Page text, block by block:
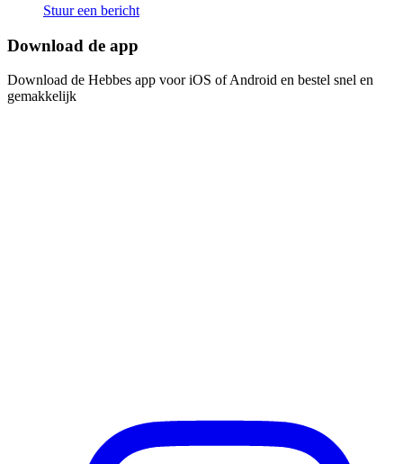
Stuur een bericht
Download de app​​​​‌ ‍ ​‍​‍‌‍ ‌ ​‍‌‍‍‌‌‍‌ ‌‍‍‌‌‍ ‍​‍​‍​ ‍‍​‍​‍‌ ​ ‌‍​‌‌‍ ‍‌‍‍‌‌ ‌​‌ ‍‌​‍ ‍‌‍‍‌‌‍ ​‍​‍​‍ ​​‍​‍‌‍‍​‌ ​‍‌‍‌‌‌‍‌‍​‍​‍​ ‍‍​‍​‍‌‍‍​‌ ‌​‌ ‌​‌ ​​​ ‍‍​‍ ​‍ ‌‍ ​‌‍ ‌‍​ ‌‍​‌‌‍ ​‌‍‍​‌‍ ‌ ​ ‌ ‌​​ ‍‍​ ​ ​ ​ ​ ​ ​ ​ ​‍ ‌‍‍‌‌‍ ‍‌ ‌​‌‍‌‌‌‍ ‍‌ ‌​​‍ ‌‍‌‌‌‍‌​‌‍‍‌‌ ‌​​‍ ‌‍ ‌‌‍ ‌‍‌​‌‍‌‌​ ‌‌ ​​‌ ​‍‌‍‌‌‌ ​ ‌‍‌‌‌‍ ‍‌ ‌​‌‍​‌‌ ‌​‌‍‍‌‌‍ ‌‍ ‍​ ‍ ‌‍‍‌‌‍‌​​ ‌‌‍‌ ‌‍ ​‌‍ ‌‍​‍‌‍​‌‌‍ ​​ ‍ ‌ ‌​‌ ‍‌‌ ​​‌‍‌‌​ ‌‌‍‌ ‌‍ ​‌‍ ‌‍​‍‌‍​‌‌‍ ​​ ‍ ‌ ​​‌‍​‌‌ ‌​‌‍‍​​ ‌‌‍‌‍‌‍ ‌‍ ‌ ‌​‌‍‌‌‌ ​‍​‍ ‍‌‍​‌‌ ​​‌ ​​‌​‌​‌‍ ‌ ‌ ‌‍ ‍‌‍ ​‌‍ ‌‍​‌‌‍‌​​‍ ‍‌ ‌​‌‍‍‌‌ ‌​‌‍ ​‌‍‌‌​ ‌‍​‍‌‍​‌‌ ​ ‌‍‌‌‌‌‌‌‌ ​‍‌‍ ​​ ‌‌‍‍​‌ ‌​‌ ‌​‌ ​​​‍‌‌​ ​ ‌​​‌​‍‌‌​ ​‍‌​‌‍​‍‌‌​ ​‍‌​‌‍‌‍ ​‌‍ ‌‍​ ‌‍​‌‌‍ ​‌‍‍​‌‍ ‌ ​ ‌ ‌​​‍‌‌​ ​ ‌​​‌​ ​ ​ ​ ​ ​ ​ ​ ​‍‌‍‌‍‍‌‌‍‌​​ ‌‌‍‌ ‌‍ ​‌‍ ‌‍​‍‌‍​‌‌‍ ​​‍‌‍‌ ‌​‌ ‍‌‌ ​​‌‍‌‌​ ‌‌‍‌ ‌‍ ​‌‍ ‌‍​‍‌‍​‌‌‍ ​​‍‌‍‌ ​​‌‍​‌‌ ‌​‌‍‍​​ ‌‌‍‌‍‌‍ ‌‍ ‌ ‌​‌‍‌‌‌ ​‍​‍ ‍‌‍​‌‌ ​​‌ ​​‌​‌​‌‍ ‌ ‌ ‌‍ ‍‌‍ ​‌‍ ‌‍​‌‌‍‌​​‍ ‍‌ ‌​‌‍‍‌‌ ‌​‌‍ ​‌‍‌‌​‍‌‍‌ ​​‌‍‌‌‌ ​‍‌ ​ ‌ ​​‌‍‌‌‌‍​ ‌ ‌​‌‍‍‌‌ ‌‍‌‍‌‌​ ‌‌ ​​‌ ‌‌‌‍​‍‌‍ ​‌‍‍‌‌ ​ ‌‍‍​‌‍‌‌‌‍‌​​‍​‍‌ ‌
Download de Hebbes app voor iOS of Android en bestel snel en
gemakkelijk​​​​‌ ‍ ​‍​‍‌‍ ‌ ​‍‌‍‍‌‌‍‌ ‌‍‍‌‌‍ ‍​‍​‍​ ‍‍​‍​‍‌ ​ ‌‍​‌‌‍ ‍‌‍‍‌‌ ‌​‌ ‍‌​‍ ‍‌‍‍‌‌‍ ​‍​‍​‍ ​​‍​‍‌‍‍​‌ ​‍‌‍‌‌‌‍‌‍​‍​‍​ ‍‍​‍​‍‌‍‍​‌ ‌​‌ ‌​‌ ​​​ ‍‍​‍ ​‍ ‌‍ ​‌‍ ‌‍​ ‌‍​‌‌‍ ​‌‍‍​‌‍ ‌ ​ ‌ ‌​​ ‍‍​ ​ ​ ​ ​ ​ ​ ​ ​‍ ‌‍‍‌‌‍ ‍‌ ‌​‌‍‌‌‌‍ ‍‌ ‌​​‍ ‌‍‌‌‌‍‌​‌‍‍‌‌ ‌​​‍ ‌‍ ‌‌‍ ‌‍‌​‌‍‌‌​ ‌‌ ​​‌ ​‍‌‍‌‌‌ ​ ‌‍‌‌‌‍ ‍‌ ‌​‌‍​‌‌ ‌​‌‍‍‌‌‍ ‌‍ ‍​ ‍ ‌‍‍‌‌‍‌​​ ‌‌‍‌ ‌‍ ​‌‍ ‌‍​‍‌‍​‌‌‍ ​​ ‍ ‌ ‌​‌ ‍‌‌ ​​‌‍‌‌​ ‌‌‍‌ ‌‍ ​‌‍ ‌‍​‍‌‍​‌‌‍ ​​ ‍ ‌ ​​‌‍​‌‌ ‌​‌‍‍​​ ‌‌‍‌‍‌‍ ‌‍ ‌ ‌​‌‍‌‌‌ ​‍​‍ ‍‌‍​‌‌ ​​‌ ​​‌​‌​‌‍ ‌ ‌ ‌‍ ‍‌‍ ​‌‍ ‌‍​‌‌‍‌​​‍ ‍‌‍‌​‌‍‌‌‌ ​ ‌‍​ ‌ ​‍‌‍‍‌‌ ​​‌ ‌​‌‍‍‌‌‍ ‌‍ ‍​ ‌‍​‍‌‍​‌‌ ​ ‌‍‌‌‌‌‌‌‌ ​‍‌‍ ​​ ‌‌‍‍​‌ ‌​‌ ‌​‌ ​​​‍‌‌​ ​ ‌​​‌​‍‌‌​ ​‍‌​‌‍​‍‌‌​ ​‍‌​‌‍‌‍ ​‌‍ ‌‍​ ‌‍​‌‌‍ ​‌‍‍​‌‍ ‌ ​ ‌ ‌​​‍‌‌​ ​ ‌​​‌​ ​ ​ ​ ​ ​ ​ ​ ​‍‌‍‌‍‍‌‌‍‌​​ ‌‌‍‌ ‌‍ ​‌‍ ‌‍​‍‌‍​‌‌‍ ​​‍‌‍‌ ‌​‌ ‍‌‌ ​​‌‍‌‌​ ‌‌‍‌ ‌‍ ​‌‍ ‌‍​‍‌‍​‌‌‍ ​​‍‌‍‌ ​​‌‍​‌‌ ‌​‌‍‍​​ ‌‌‍‌‍‌‍ ‌‍ ‌ ‌​‌‍‌‌‌ ​‍​‍ ‍‌‍​‌‌ ​​‌ ​​‌​‌​‌‍ ‌ ‌ ‌‍ ‍‌‍ ​‌‍ ‌‍​‌‌‍‌​​‍ ‍‌‍‌​‌‍‌‌‌ ​ ‌‍​ ‌ ​‍‌‍‍‌‌ ​​‌ ‌​‌‍‍‌‌‍ ‌‍ ‍​‍‌‍‌ ​​‌‍‌‌‌ ​‍‌ ​ ‌ ​​‌‍‌‌‌‍​ ‌ ‌​‌‍‍‌‌ ‌‍‌‍‌‌​ ‌‌ ​​‌ ‌‌‌‍​‍‌‍ ​‌‍‍‌‌ ​ ‌‍‍​‌‍‌‌‌‍‌​​‍​‍‌ ‌